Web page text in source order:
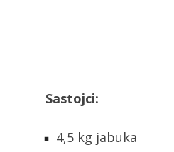
Sastojci:
4,5 kg jabuka